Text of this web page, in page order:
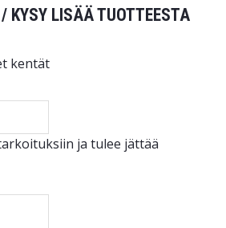
KYSY LISÄÄ TUOTTEESTA
kentät
ja tulee jättää